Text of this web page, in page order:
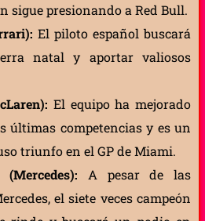
sigue presionando a Red Bull.
El piloto español buscará
natal y aportar valiosos
El equipo ha mejorado
últimas competencias y es un
triunfo en el GP de Miami.
A pesar de las
el siete veces campeón